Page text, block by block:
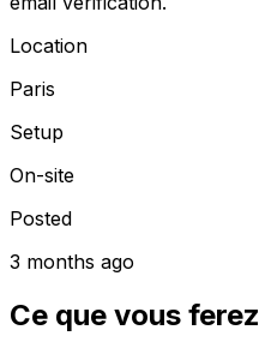
Location
Paris
Setup
On-site
Posted
3 months ago
Ce que vous ferez